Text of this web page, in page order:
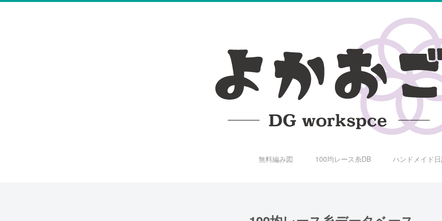
無料編み図 100均レース糸DB ハンドメイド